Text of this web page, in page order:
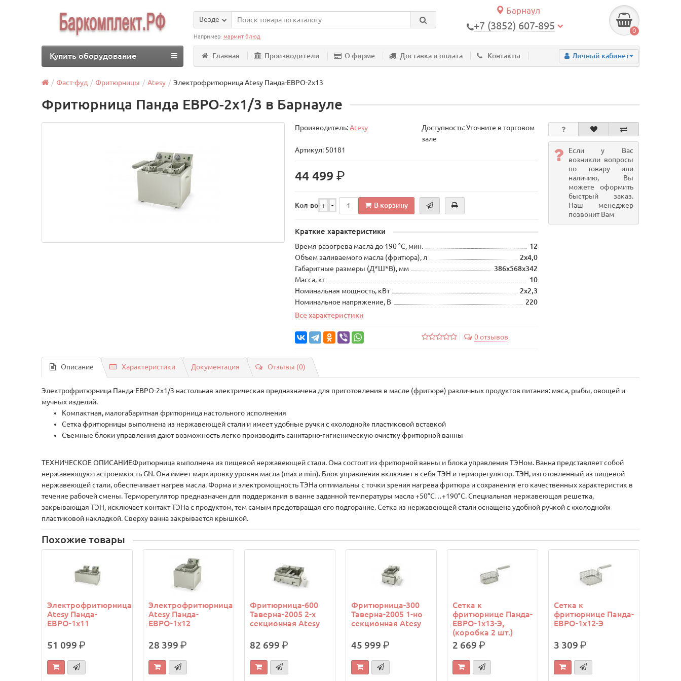
Барнаул
+7 (3852) 607-895 0
Везде
Например:мармит блюд
Главная Производители О фирме Доставка и оплата Контакты Личный кабинет
Купить оборудование
Фаст-фуд Фритюрницы Atesy Электрофритюрница Atesy Панда-ЕВРО-2х13
Фритюрница Панда ЕВРО-2х1/3 в Барнауле
Производитель:Atesy
Доступность: Уточните в торговом
зале
Артикул: 50181
44 499р.
Кол-во + - В корзину
Краткие характеристики
Время разогрева масла до 190 °С, мин.
12
Объем заливаемого масла (фритюра), л
2х4,0
Габаритные размеры (Д*Ш*В), мм
386х568х342
Масса, кг
10
Номинальная мощность, кВт
2х2,3
Номинальное напряжение, В
220
Все характеристики
0 отзывов
Если у Вас
возникли вопросы
по товару или
наличию, Вы
можете оформить
быстрый заказ.
Наш менеджер
позвонит Вам
Описание Характеристики Документация Отзывы (0)
Электрофритюрница Панда-ЕВРО-2х1/3 настольная электрическая предназначена для приготовления в масле (фритюре) различных продуктов питания: мяса, рыбы, овощей и
мучных изделий.
Компактная, малогабаритная фритюрница настольного исполнения
Сетка фритюрницы выполнена из нержавеющей стали и имеет удобные ручки с «холодной» пластиковой вставкой
Съемные блоки управления дают возможность легко производить санитарно-гигиеническую очистку фритюрной ванны
ТЕХНИЧЕСКОЕ ОПИСАНИЕФритюрница выполнена из пищевой нержавеющей стали. Она состоит из фритюрной ванны и блока управления ТЭНом. Ванна представляет собой
нержавеющую гастроемкость GN. Она имеет маркировку уровня масла (max и min). Блок управления включает в себя ТЭН и терморегулятор. ТЭН, изготовленный из пищевой
нержавеющей стали, обеспечивает нагрев масла. Форма и электромощность ТЭНа оптимальны с точки зрения нагрева фритюра и сохранения его качественных характеристик в
течение рабочей смены. Терморегулятор предназначен для поддержания в ванне заданной температуры масла +50°С…+190°С. Специальная нержавеющая решетка,
закрывающая ТЭН, исключает контакт ТЭНа с продуктом, тем самым предотвращая его подгорание. Сетка из нержавеющей стали оснащена удобной ручкой с «холодной»
пластиковой накладкой. Сверху ванна закрывается крышкой.
Похожие товары
Электрофритюрница
Atesy Панда-
ЕВРО-1х11
51 099р.
Электрофритюрница
Atesy Панда-
ЕВРО-1х12
28 399р.
Фритюрница-600
Таверна-2005 2-х
секционная Atesy
82 699р.
Фритюрница-300
Таверна-2005 1-но
секционная Atesy
45 999р.
Сетка к
фритюрнице Панда-
ЕВРО-1х13-Э,
(коробка 2 шт.)
2 669р.
Сетка к
фритюрнице Панда-
ЕВРО-1х12-Э
3 309р.